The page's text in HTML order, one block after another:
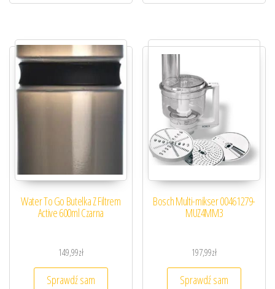
Water To Go Butelka Z Filtrem
Active 600ml Czarna
149,99zł
Sprawdź sam
Bosch Multi-mikser 00461279-
MUZ4MM3
197,99zł
Sprawdź sam